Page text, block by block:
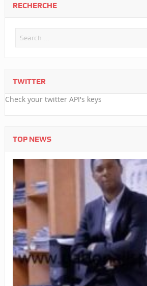
RECHERCHE
TWITTER
Check your twitter API's keys
TOP NEWS